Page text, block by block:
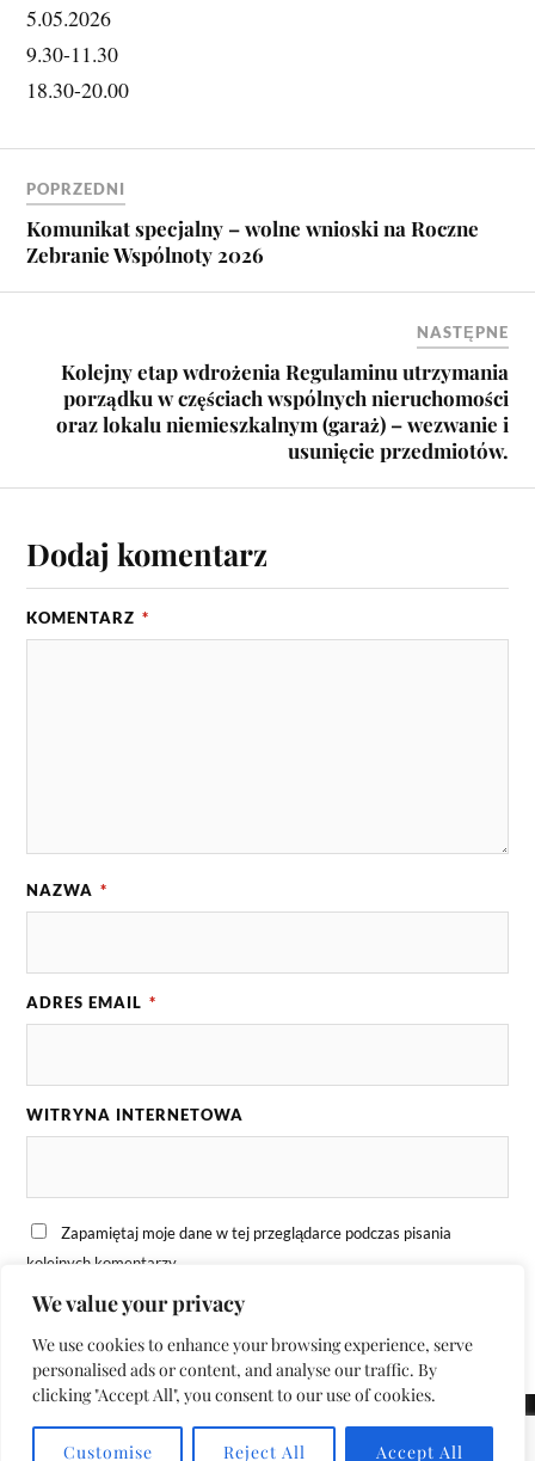
We value your privacy
We use cookies to enhance your browsing experience, serve
personalised ads or content, and analyse our traffic. By
clicking "Accept All", you consent to our use of cookies.
Customise Reject All Accept All
5.05.2026
9.30-11.30
18.30-20.00
POPRZEDNI
Komunikat specjalny – wolne wnioski na Roczne
Zebranie Wspólnoty 2026
NASTĘPNE
Kolejny etap wdrożenia Regulaminu utrzymania
porządku w częściach wspólnych nieruchomości
oraz lokalu niemieszkalnym (garaż) – wezwanie i
usunięcie przedmiotów.
Dodaj komentarz
KOMENTARZ *
NAZWA *
ADRES EMAIL *
WITRYNA INTERNETOWA
Zapamiętaj moje dane w tej przeglądarce podczas pisania
kolejnych komentarzy.
OPARTE NAWORDPRESS & THEME BY ANDERS NORÉN